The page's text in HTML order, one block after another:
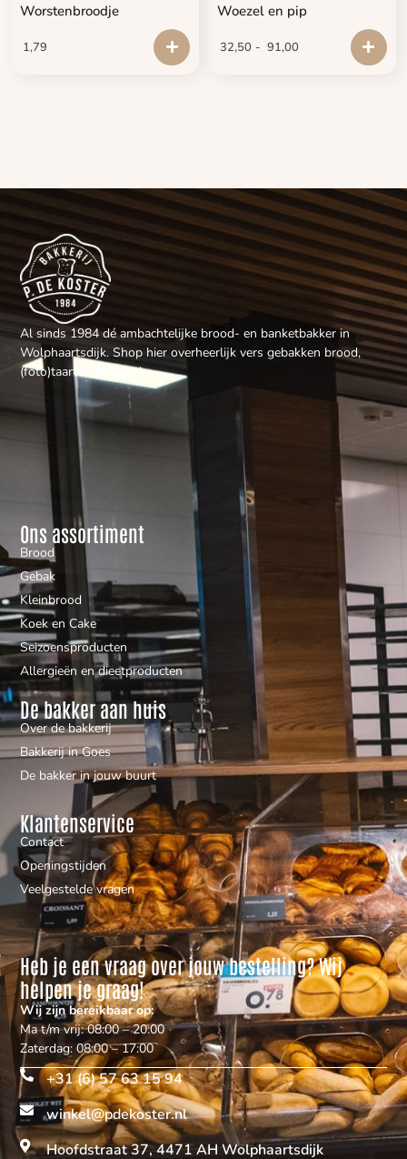
Worstenbroodje
1,79
Woezel en pip
32,50 - 91,00
Al sinds 1984 dé ambachtelijke brood- en banketbakker in
Wolphaartsdijk. Shop hier overheerlijk vers gebakken brood,
(foto)taarten en gebak.
Ons assortiment
Brood
Gebak
Kleinbrood
Koek en Cake
Seizoensproducten
Allergieën en dieetproducten
De bakker aan huis
Over de bakkerij
Bakkerij in Goes
De bakker in jouw buurt
Klantenservice
Contact
Openingstijden
Veelgestelde vragen
Heb je een vraag over jouw bestelling? Wij
helpen je graag!
Wij zijn bereikbaar op:
Ma t/m vrij: 08:00 – 20:00
Zaterdag: 08:00 – 17:00
+31 (6) 57 63 15 94
winkel@pdekoster.nl
Hoofdstraat 37, 4471 AH Wolphaartsdijk